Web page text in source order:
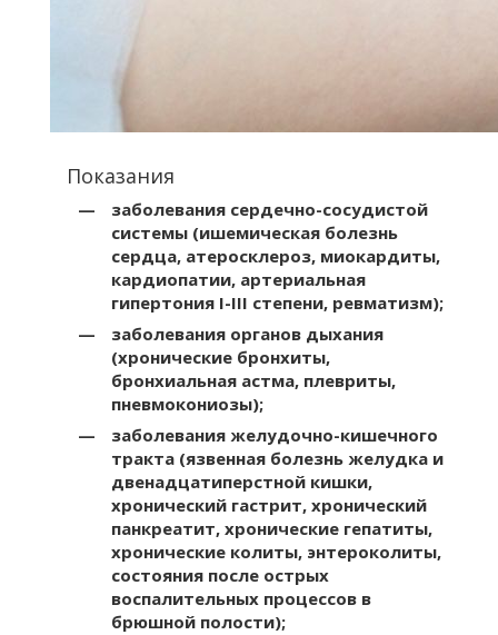
Показания
заболевания сердечно-сосудистой
системы (ишемическая болезнь
сердца, атеросклероз, миокардиты,
кардиопатии, артериальная
гипертония I-III степени, ревматизм);
заболевания органов дыхания
(хронические бронхиты,
бронхиальная астма, плевриты,
пневмокониозы);
заболевания желудочно-кишечного
тракта (язвенная болезнь желудка и
двенадцатиперстной кишки,
хронический гастрит, хронический
панкреатит, хронические гепатиты,
хронические колиты, энтероколиты,
состояния после острых
воспалительных процессов в
брюшной полости);